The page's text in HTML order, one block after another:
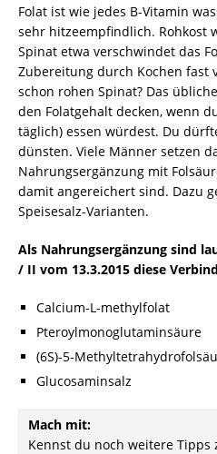
Folat ist wie jedes B-Vitamin
sehr hitzeempfindlich. Rohkost
Spinat etwa verschwindet das
Zubereitung durch Kochen fast
schon rohen Spinat? Das
den Folatgehalt decken, wenn
täglich) essen würdest. Du
dünsten. Viele Männer setzen
Nahrungsergänzung mit
damit angereichert sind. Dazu
Speisesalz-Varianten.
Als Nahrungsergänzung sind
/ II vom 13.3.2015 diese
Calcium-L-methylfolat
Pteroylmonoglutaminsäure
(6S)-5-
Glucosaminsalz
Mach mit:
Kennst du noch weitere